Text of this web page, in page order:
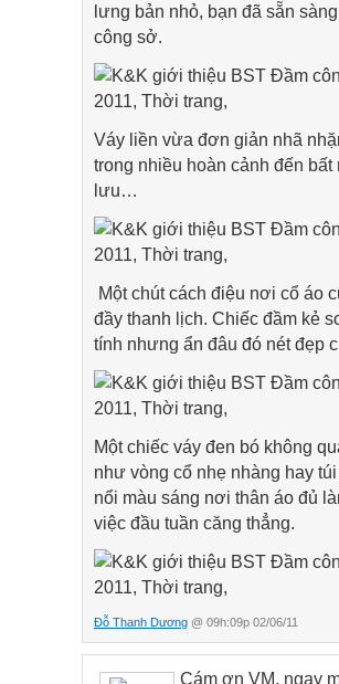
lưng bản nhỏ, bạn đã sẵn
công sở.
Váy liền vừa đơn giản nhã
trong nhiều hoàn cảnh đến
lưu…
Một chút cách điệu nơi cổ áo
đầy thanh lịch. Chiếc đầm kẻ
tính nhưng ẩn đâu đó nét đẹp
Một chiếc váy đen bó không
như vòng cổ nhẹ nhàng hay
nổi màu sáng nơi thân áo đủ
việc đầu tuần căng thẳng.
Đỗ Thanh Dương @ 09h:09p 02/06/11
Cám ơn VM, ngay